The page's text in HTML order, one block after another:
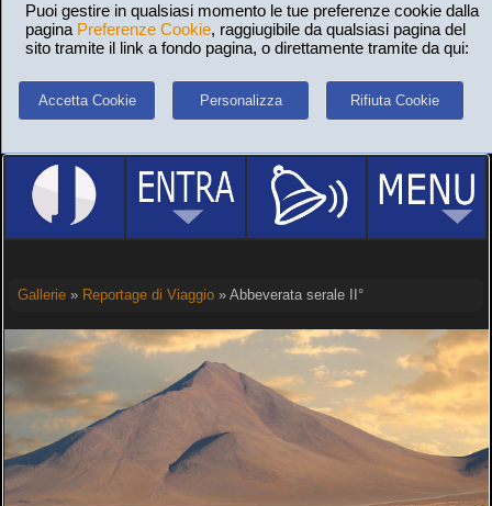
Puoi gestire in qualsiasi momento le tue preferenze cookie dalla
pagina Preferenze Cookie, raggiugibile da qualsiasi pagina del
sito tramite il link a fondo pagina, o direttamente tramite da qui:
Accetta Cookie Personalizza Rifiuta Cookie
Gallerie» Reportage di Viaggio» Abbeverata serale II°